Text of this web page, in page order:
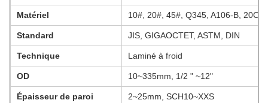
Matériel 10#, 20#, 45#, Q345, A106-B,
Standard JIS, GIGAOCTET, ASTM, DIN
Technique Laminé à froid
OD 10~335mm, 1/2 " ~12"
Épaisseur de paroi 2~25mm, SCH10~XXS